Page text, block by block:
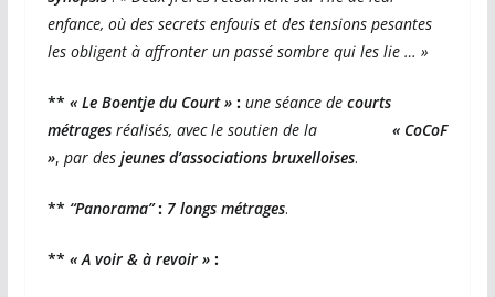
enfance, où des secrets enfouis et des tensions pesantes
les obligent à affronter un passé sombre qui les lie … »
** « Le Boentje du Court » : une séance decourts
métrages réalisés, avec le soutien de la « CoCoF
», par desjeunes d’associations bruxelloises.
** “Panorama” : 7 longs métrages.
** « A voir & à revoir » :